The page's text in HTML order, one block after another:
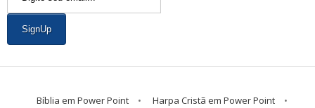
Bíblia em Power Point
Harpa Cristã em Power Point